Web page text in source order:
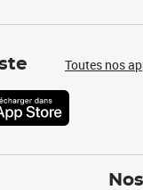
Toutes nos